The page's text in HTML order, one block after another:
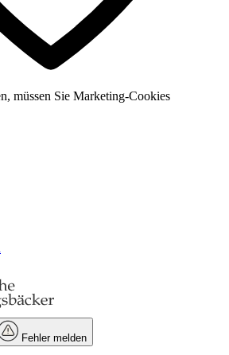
müssen Sie Marketing-Cookies
Fehler melden